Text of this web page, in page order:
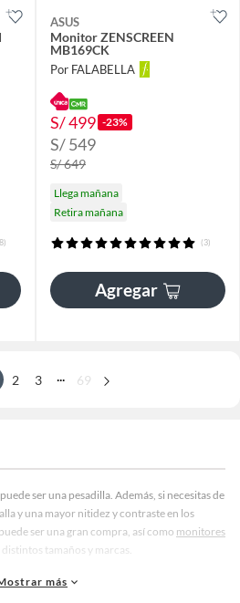
ASUS
Monitor ZENSCREEN
MB169CK
Por FALABELLA
S/ 499 -23%
S/ 549
S/ 649
Llega mañana
Retira mañana
(3)
Agregar
2 3 ... 69
ser una pesadilla. Además, si necesitas de
y una mayor nitidez y contraste en los
puede ser una gran compra, así como monitores
tamaños y marcas.
una amplia gama de
más